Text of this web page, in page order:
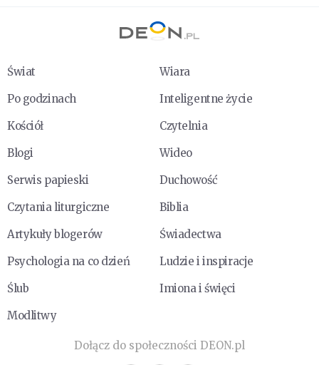
Świat
Wiara
Po godzinach
Inteligentne życie
Kościół
Czytelnia
Blogi
Wideo
Serwis papieski
Duchowość
Czytania liturgiczne
Biblia
Artykuły blogerów
Świadectwa
Psychologia na co dzień
Ludzie i inspiracje
Ślub
Imiona i święci
Modlitwy
Dołącz do społeczności DEON.pl